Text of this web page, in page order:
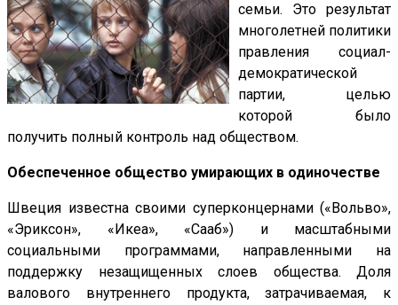
семьи. Это результат
многолетней политики
правления социал-
демократической
партии, целью
которой было
получить полный контроль над обществом.
Обеспеченное общество умирающих в одиночестве
Швеция известна своими суперконцернами («Вольво»,
«Эриксон», «Икеа», «Сааб») и масштабными
социальными программами, направленными на
поддержку незащищенных слоев общества. Доля
валового внутреннего продукта, затрачиваемая, к